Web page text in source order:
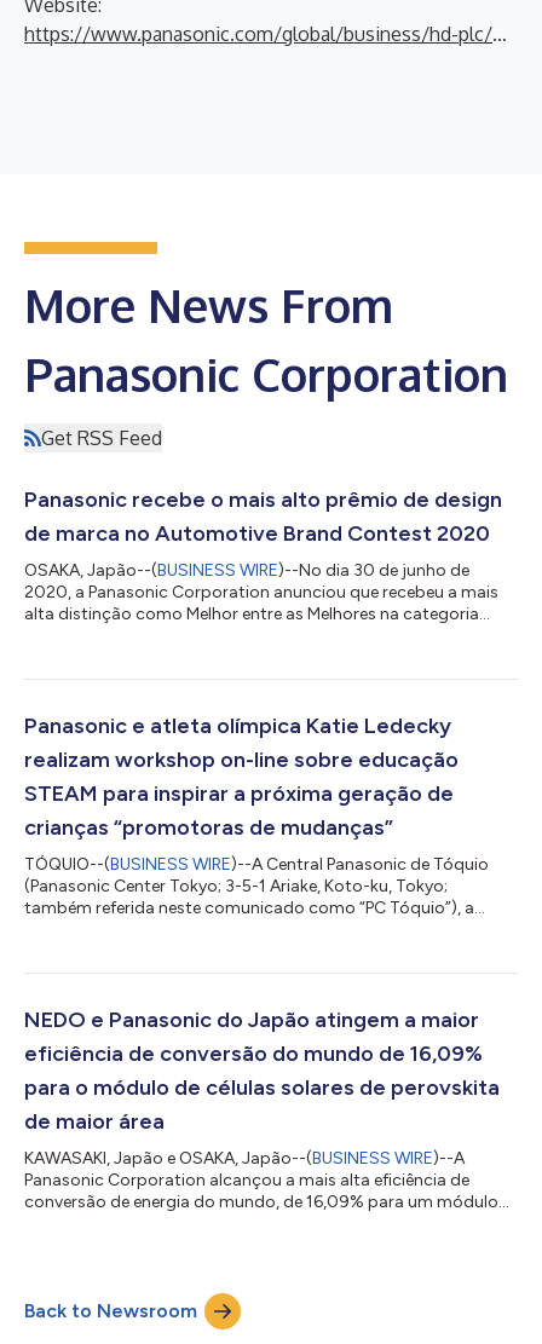
https://www.panasonic.com/global/business/hd-plc/en.html
More News From
Panasonic Corporation
Get RSS Feed
Panasonic recebe o mais alto prêmio de design
de marca no Automotive Brand Contest 2020
OSAKA, Japão--(BUSINESS WIRE)--No dia 30 de junho de
2020, a Panasonic Corporation anunciou que recebeu a mais
alta distinção como Melhor entre as Melhores na categoria
Formgebung). O prêmio foi concedido em reconhecimento ao
A realização da cerimônia oficial de premiação está planejada
para o outono 2020 dos EUA. O Automotive Bran...
Panasonic e atleta olímpica Katie Ledecky
realizam workshop on-line sobre educação
STEAM para inspirar a próxima geração de
crianças “promotoras de mudanças”
TÓQUIO--(BUSINESS WIRE)--A Central Panasonic de Tóquio
(Panasonic Center Tokyo; 3-5-1 Ariake, Koto-ku, Tokyo;
também referida neste comunicado como “PC Tóquio”), a
pavilhão corporativo, com exposições e eventos off-line.
mundo todo, a vida cotidiana e os valores das pessoas têm
sofrido um grande impacto. Na Panasonic, acredi...
NEDO e Panasonic do Japão atingem a maior
eficiência de conversão do mundo de 16,09%
para o módulo de células solares de perovskita
de maior área
KAWASAKI, Japão e OSAKA, Japão--(BUSINESS WIRE)--A
Panasonic Corporation alcançou a mais alta eficiência de
conversão de energia do mundo, de 16,09% para um módulo
um método de revestimento de área grande baseado na
impressão a jato de tinta. Isso foi realizado como parte do
projeto da Organização de Desenvolvimento de Novas En...
Back to Newsroom